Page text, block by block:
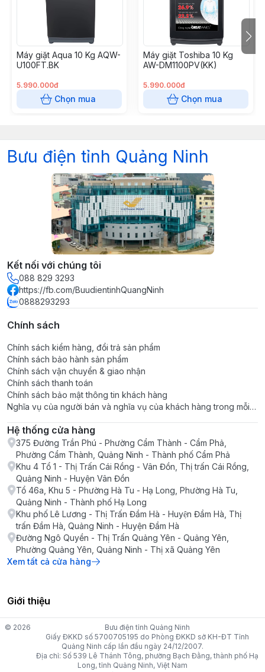
Máy giặt Aqua 10 Kg AQW-
U100FT.BK
5.990.000đ
Chọn mua
Máy giặt Toshiba 10 Kg
AW-DM1100PV(KK)
5.990.000đ
Chọn mua
Bưu điện tỉnh Quảng Ninh
Kết nối với chúng tôi
088 829 3293
https://fb.com/BuudientinhQuangNinh
0888293293
Chính sách
Chính sách kiểm hàng, đổi trả sản phẩm
Chính sách bảo hành sản phẩm
Chính sách vận chuyển & giao nhận
Chính sách thanh toán
Chính sách bảo mật thông tin khách hàng
Nghĩa vụ của người bán và nghĩa vụ của khách hàng trong mỗi
Hệ thống cửa hàng
375 Đường Trần Phú - Phường Cẩm Thành - Cẩm Phả,
Phường Cẩm Thành, Quảng Ninh - Thành phố Cẩm Phả
Khu 4 Tổ 1 - Thị Trấn Cái Rồng - Vân Đồn, Thị trấn Cái Rồng,
Quảng Ninh - Huyện Vân Đồn
Tổ 46a, Khu 5 - Phường Hà Tu - Hạ Long, Phường Hà Tu,
Quảng Ninh - Thành phố Hạ Long
Khu phố Lê Lương - Thị Trấn Đầm Hà - Huyện Đầm Hà, Thị
trấn Đầm Hà, Quảng Ninh - Huyện Đầm Hà
Đường Ngô Quyền - Thị Trấn Quảng Yên - Quảng Yên,
Phường Quảng Yên, Quảng Ninh - Thị xã Quảng Yên
Xem tất cả cửa hàng
Giới thiệu
© 2026
Bưu điện tỉnh Quảng Ninh
Giấy ĐKKD số 5700705195 do Phòng ĐKKD sở KH-ĐT Tỉnh
Quảng Ninh cấp lần đầu ngày 24/12/2007.
Địa chỉ: Số 539 Lê Thánh Tông, phường Bạch Đằng, thành phố Hạ
Long, tỉnh Quảng Ninh, Việt Nam